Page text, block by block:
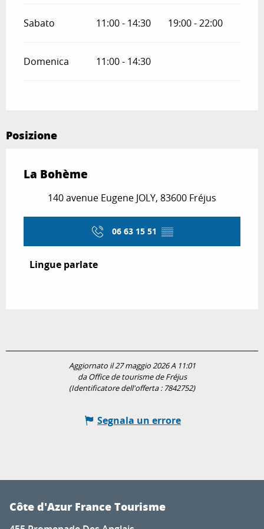
Sabato 11:00 - 14:30 19:00 - 22:00
Domenica 11:00 - 14:30
Posizione
La Bohème
140 avenue Eugene JOLY, 83600 Fréjus
06 63 15 51 ▒▒
Lingue parlate
Lingue parlate
Aggiornato il 27 maggio 2026 A 11:01
da Office de tourisme de Fréjus
(Identificatore dell'offerta : 7842752)
Segnala un errore
Côte d'Azur France Tourisme